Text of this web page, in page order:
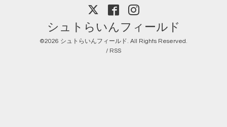
シュトらいんフィールド
©2026 シュトらいんフィールド. All Rights Reserved.
/ RSS